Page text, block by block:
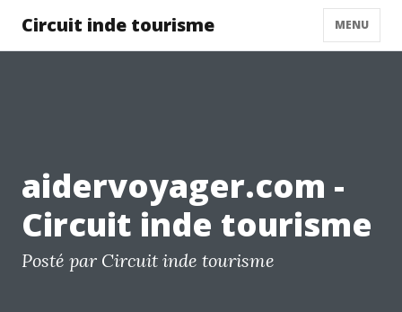
Circuit inde tourisme MENU
aidervoyager.com -
Circuit inde tourisme
Posté par Circuit inde tourisme